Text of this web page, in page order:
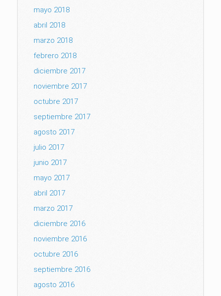
mayo 2018
abril 2018
marzo 2018
febrero 2018
diciembre 2017
noviembre 2017
octubre 2017
septiembre 2017
agosto 2017
julio 2017
junio 2017
mayo 2017
abril 2017
marzo 2017
diciembre 2016
noviembre 2016
octubre 2016
septiembre 2016
agosto 2016